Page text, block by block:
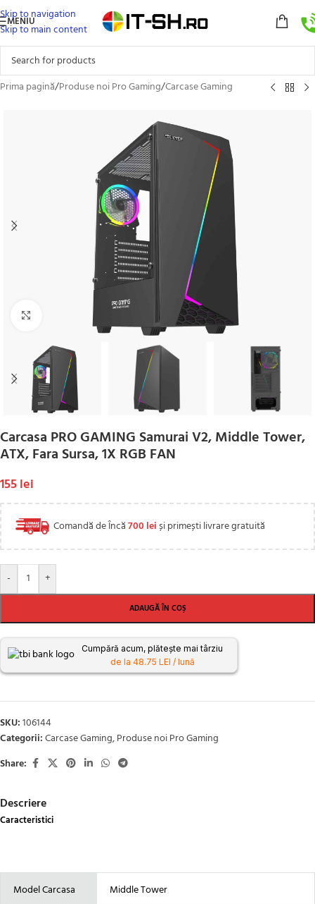
Skip to navigation
Skip to main content
MENIU
Prima pagină/Produse noi Pro Gaming/Carcase Gaming
Click to enlarge
Carcasa PRO GAMING Samurai V2, Middle Tower,
ATX, Fara Sursa, 1X RGB FAN
155lei
Comandă de Încă700 leiși primești livrare gratuită
- +
ADAUGĂ ÎN COȘ
Cumpără acum, plătește mai târziu
de la 48.75 LEI / lună
SKU:106144
Categorii:Carcase Gaming,Produse noi Pro Gaming
Share:
Descriere
Caracteristici
Model Carcasa Middle Tower